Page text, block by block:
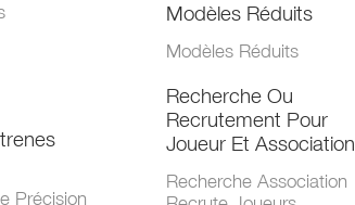
Précision
Modèles Réduits
Modèles Réduits
Recherche Ou
Recrutement Pour
Joueur Et Association
Recherche Association